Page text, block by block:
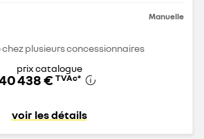
Manuelle
plusieurs concessionnaires
prix catalogue
438 € TVAc*
voir les détails